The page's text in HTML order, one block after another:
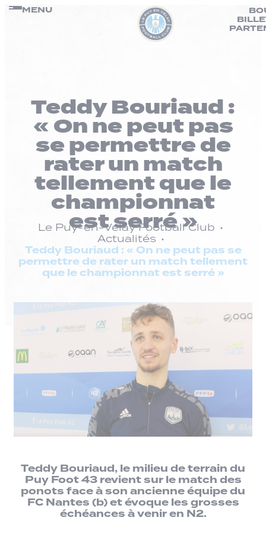
Passer
MENU
Teddy Bouriaud :
« On ne peut pas
se permettre de
rater un match
tellement que le
championnat
est serré »
Le Puy-en-Velay Football Club
Actualités
Teddy Bouriaud : « On ne peut pas se
permettre de rater un match tellement
que le championnat est serré »
Teddy Bouriaud, le milieu de terrain du
Puy Foot 43 revient sur le match des
ponots face à son ancienne équipe du
FC Nantes (b) et évoque les grosses
échéances à venir en N2.
Panneau de gestion des cookies